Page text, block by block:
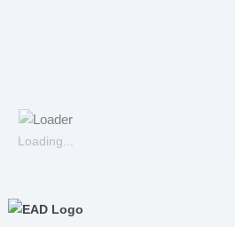
Loading...